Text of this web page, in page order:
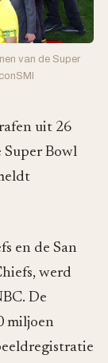
van de Super
uit 26
Super Bowl
en de San
werd
De
miljoen